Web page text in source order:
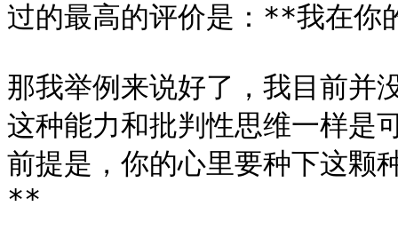
过的最高的评价是：**我在
那我举例来说好了，我目前并
这种能力和批判性思维一样是
前提是，你的心里要种下这颗
**